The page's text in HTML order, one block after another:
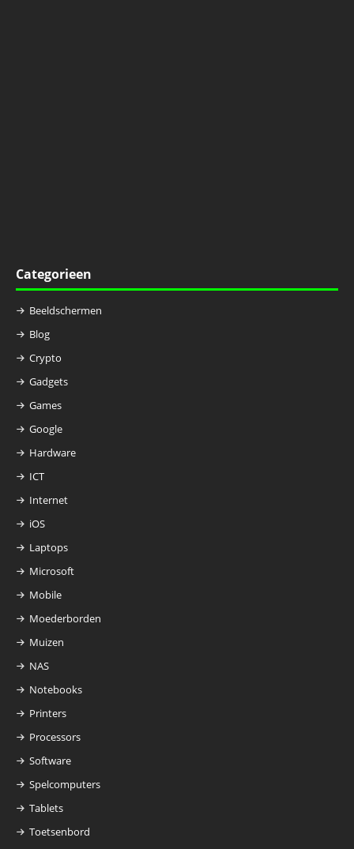
Categorieen
Beeldschermen
Blog
Crypto
Gadgets
Games
Google
Hardware
ICT
Internet
iOS
Laptops
Microsoft
Mobile
Moederborden
Muizen
NAS
Notebooks
Printers
Processors
Software
Spelcomputers
Tablets
Toetsenbord